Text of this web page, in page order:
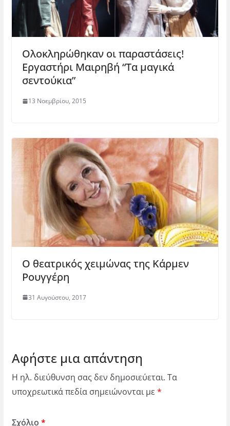
Ολοκληρώθηκαν οι παραστάσεις!
Εργαστήρι Μαιρηβή “Τα μαγικά
σεντούκια”
13 Νοεμβρίου, 2015
Ο θεατρικός χειμώνας της Κάρμεν
Ρουγγέρη
31 Αυγούστου, 2017
Αφήστε μια απάντηση
Η ηλ. διεύθυνση σας δεν δημοσιεύεται. Τα
υποχρεωτικά πεδία σημειώνονται με *
Σχόλιο *